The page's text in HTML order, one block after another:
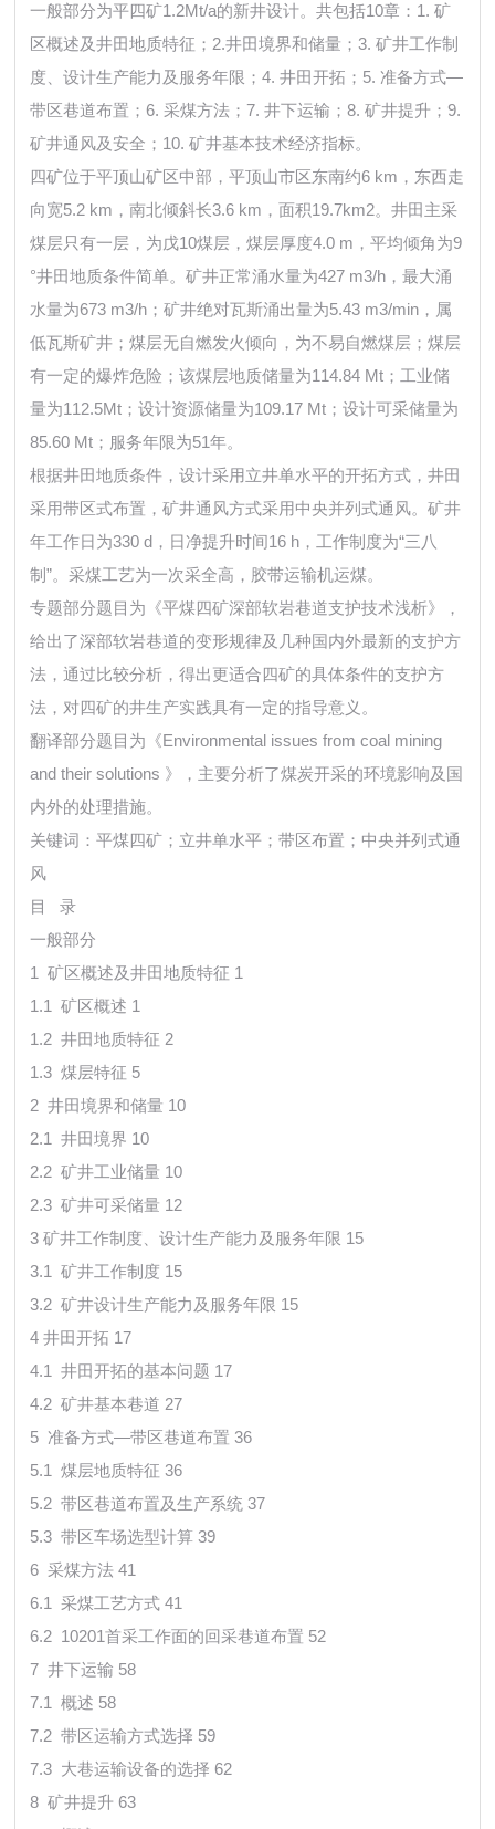
一般部分为平四矿1.2Mt/a的新井设计。共包括10章：1. 矿
区概述及井田地质特征；2.井田境界和储量；3. 矿井工作制
度、设计生产能力及服务年限；4. 井田开拓；5. 准备方式—
带区巷道布置；6. 采煤方法；7. 井下运输；8. 矿井提升；9.
矿井通风及安全；10. 矿井基本技术经济指标。
四矿位于平顶山矿区中部，平顶山市区东南约6 km，东西走
向宽5.2 km，南北倾斜长3.6 km，面积19.7km2。井田主采
煤层只有一层，为戊10煤层，煤层厚度4.0 m，平均倾角为9
°井田地质条件简单。矿井正常涌水量为427 m3/h，最大涌
水量为673 m3/h；矿井绝对瓦斯涌出量为5.43 m3/min，属
低瓦斯矿井；煤层无自燃发火倾向，为不易自燃煤层；煤层
有一定的爆炸危险；该煤层地质储量为114.84 Mt；工业储
量为112.5Mt；设计资源储量为109.17 Mt；设计可采储量为
85.60 Mt；服务年限为51年。
根据井田地质条件，设计采用立井单水平的开拓方式，井田
采用带区式布置，矿井通风方式采用中央并列式通风。矿井
年工作日为330 d，日净提升时间16 h，工作制度为“三八
制”。采煤工艺为一次采全高，胶带运输机运煤。
专题部分题目为《平煤四矿深部软岩巷道支护技术浅析》，
给出了深部软岩巷道的变形规律及几种国内外最新的支护方
法，通过比较分析，得出更适合四矿的具体条件的支护方
法，对四矿的井生产实践具有一定的指导意义。
翻译部分题目为《Environmental issues from coal mining
and their solutions 》，主要分析了煤炭开采的环境影响及国
内外的处理措施。
关键词：平煤四矿；立井单水平；带区布置；中央并列式通
风
目 录
一般部分
1 矿区概述及井田地质特征 1
1.1 矿区概述 1
1.2 井田地质特征 2
1.3 煤层特征 5
2 井田境界和储量 10
2.1 井田境界 10
2.2 矿井工业储量 10
2.3 矿井可采储量 12
3 矿井工作制度、设计生产能力及服务年限 15
3.1 矿井工作制度 15
3.2 矿井设计生产能力及服务年限 15
4 井田开拓 17
4.1 井田开拓的基本问题 17
4.2 矿井基本巷道 27
5 准备方式—带区巷道布置 36
5.1 煤层地质特征 36
5.2 带区巷道布置及生产系统 37
5.3 带区车场选型计算 39
6 采煤方法 41
6.1 采煤工艺方式 41
6.2 10201首采工作面的回采巷道布置 52
7 井下运输 58
7.1 概述 58
7.2 带区运输方式选择 59
7.3 大巷运输设备的选择 62
8 矿井提升 63